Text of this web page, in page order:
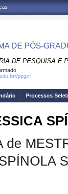
DE PÓS-
DE PESQUISA E
ppgcf
Processos
de